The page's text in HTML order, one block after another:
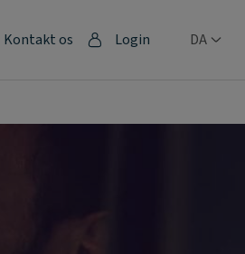
Kontakt os Login DA